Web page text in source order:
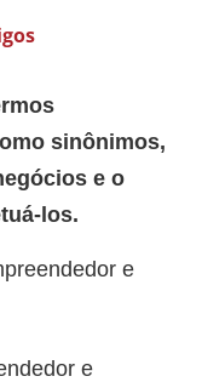
sinônimos,
e o
los.
e